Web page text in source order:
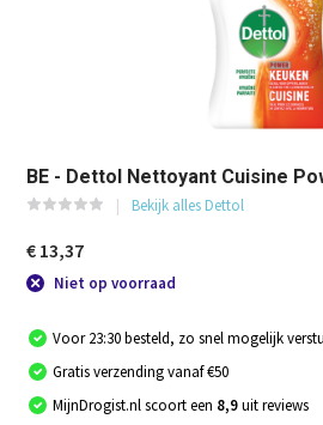
BE - Dettol Nettoyant Cuisine
Bekijk alles Dettol
€ 13,37
Niet op voorraad
Voor 23:30 besteld, zo snel mogelijk
Gratis verzending vanaf €50
MijnDrogist.nl scoort een 8,9uit reviews